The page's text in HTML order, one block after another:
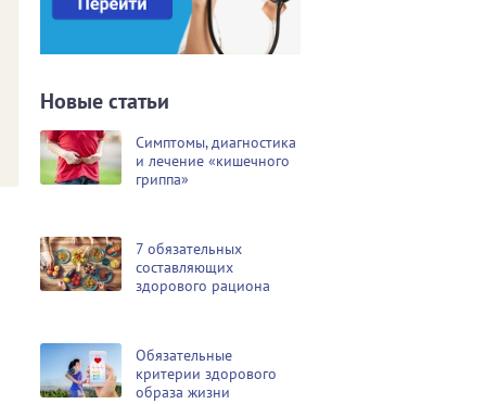
Новые статьи
Симптомы, диагностика
и лечение «кишечного
гриппа»
7 обязательных
составляющих
здорового рациона
Обязательные
критерии здорового
образа жизни